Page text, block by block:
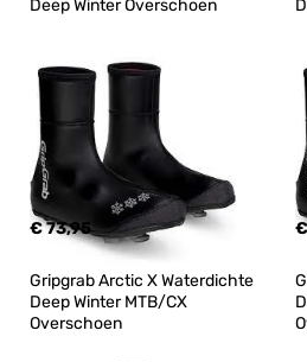
Deep Winter Overschoen
€ 73,95
Gripgrab Arctic X Waterdichte
Deep Winter MTB/CX
Overschoen